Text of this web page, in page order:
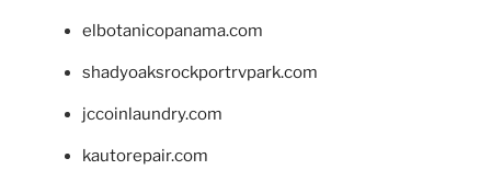
elbotanicopanama.com
shadyoaksrockportrvpark.com
jccoinlaundry.com
kautorepair.com